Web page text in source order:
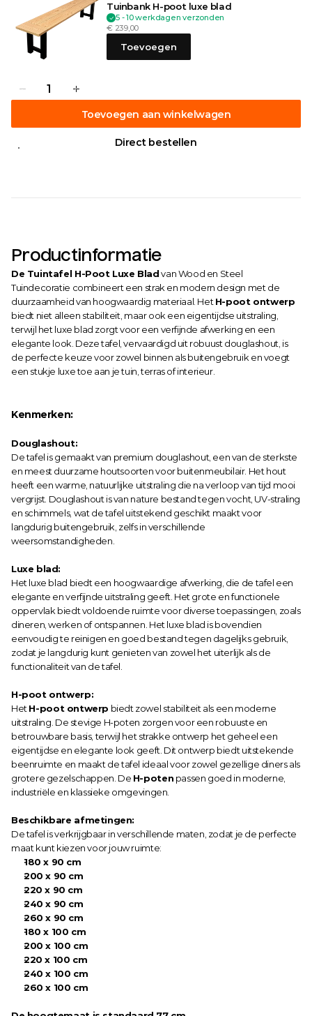
Tuinbank H-poot luxe blad
5 - 10 werkdagen verzonden
€ 239,00
Toevoegen
Toevoegen aan winkelwagen
Direct bestellen
Productinformatie
De Tuintafel H-Poot Luxe Blad van Wood en Steel
Tuindecoratie combineert een strak en modern design met de
duurzaamheid van hoogwaardig materiaal. Het H-poot ontwerp
biedt niet alleen stabiliteit, maar ook een eigentijdse uitstraling,
terwijl het luxe blad zorgt voor een verfijnde afwerking en een
elegante look. Deze tafel, vervaardigd uit robuust douglashout, is
de perfecte keuze voor zowel binnen als buitengebruik en voegt
een stukje luxe toe aan je tuin, terras of interieur.
Kenmerken:
Douglashout:
De tafel is gemaakt van premium douglashout, een van de sterkste
en meest duurzame houtsoorten voor buitenmeubilair. Het hout
heeft een warme, natuurlijke uitstraling die na verloop van tijd mooi
vergrijst. Douglashout is van nature bestand tegen vocht, UV-straling
en schimmels, wat de tafel uitstekend geschikt maakt voor
langdurig buitengebruik, zelfs in verschillende
weersomstandigheden.
Luxe blad:
Het luxe blad biedt een hoogwaardige afwerking, die de tafel een
elegante en verfijnde uitstraling geeft. Het grote en functionele
oppervlak biedt voldoende ruimte voor diverse toepassingen, zoals
dineren, werken of ontspannen. Het luxe blad is bovendien
eenvoudig te reinigen en goed bestand tegen dagelijks gebruik,
zodat je langdurig kunt genieten van zowel het uiterlijk als de
functionaliteit van de tafel.
H-poot ontwerp:
Het H-poot ontwerp biedt zowel stabiliteit als een moderne
uitstraling. De stevige H-poten zorgen voor een robuuste en
betrouwbare basis, terwijl het strakke ontwerp het geheel een
eigentijdse en elegante look geeft. Dit ontwerp biedt uitstekende
beenruimte en maakt de tafel ideaal voor zowel gezellige diners als
grotere gezelschappen. De H-poten passen goed in moderne,
industriële en klassieke omgevingen.
Beschikbare afmetingen:
De tafel is verkrijgbaar in verschillende maten, zodat je de perfecte
maat kunt kiezen voor jouw ruimte:
180 x 90 cm
200 x 90 cm
220 x 90 cm
240 x 90 cm
260 x 90 cm
180 x 100 cm
200 x 100 cm
220 x 100 cm
240 x 100 cm
260 x 100 cm